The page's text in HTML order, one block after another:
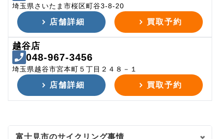
埼玉県さいたま市桜区町谷3-8-20
店舗詳細 買取予約
越谷店
048-967-3456
埼玉県越谷市宮本町５丁目２４８－１
店舗詳細 買取予約
富士見市のサイクリング事情